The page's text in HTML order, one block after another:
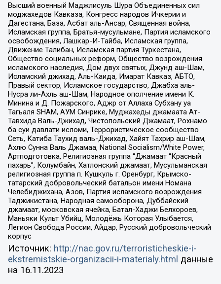
Высший военный Маджлисуль Шура Объединенных сил
моджахедов Кавказа, Конгресс народов Ичкерии и
Дагестана, База, Асбат аль-Ансар, Священная война,
Исламская группа, Братья-мусульмане, Партия исламского
освобождения, Лашкар-И-Тайба, Исламская группа,
Движение Талибан, Исламская партия Туркестана,
Общество социальных реформ, Общество возрождения
исламского наследия, Дом двух святых, Джунд аш-Шам,
Исламский джихад, Аль-Каида, Имарат Кавказ, АБТО,
Правый сектор, Исламское государство, Джабха аль-
Нусра ли-Ахль аш-Шам, Народное ополчение имени К.
Минина и Д. Пожарского, Аджр от Аллаха Субхану уа
Тагьаля SHAM, АУМ Синрике, Муджахеды джамаата Ат-
Тавхида Валь-Джихад, Чистопольский Джамаат, Рохнамо
ба суи давлати исломи, Террористическое сообщество
Сеть, Катиба Таухид валь-Джихад, Хайят Тахрир аш-Шам,
Ахлю Сунна Валь Джамаа, National Socialism/White Power,
Артподготовка, Религиозная группа “Джамаат “Красный
пахарь”, Колумбайн, Хатлонский джамаат, Мусульманская
религиозная группа п. Кушкуль г. Оренбург, Крымско-
татарский добровольческий батальон имени Номана
Челебиджихана, Азов, Партия исламского возрождения
Таджикистана, Народная самооборона, Дуббайский
джамаат, московская ячейка, Батал-Хаджи Белхороев,
Маньяки Культ Убийц, Молодёжь Которая Улыбается,
Легион Свобода России, Айдар, Русский добровольческий
корпус
Источник: http://nac.gov.ru/terroristicheskie-i-
ekstremistskie-organizacii-i-materialy.html данные
на 16.11.2023